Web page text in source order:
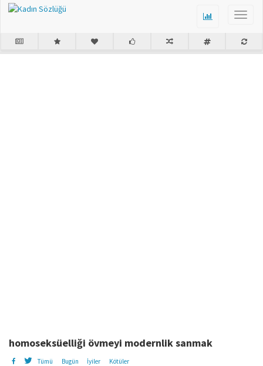
homoseksüelliği övmeyi modernlik sanmak
Tümü Bugün İyiler Kötüler